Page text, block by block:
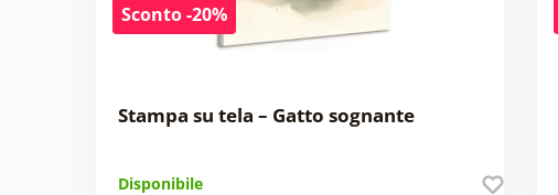
Sconto -20%
Stampa su tela – Gatto sognante
Disponibile